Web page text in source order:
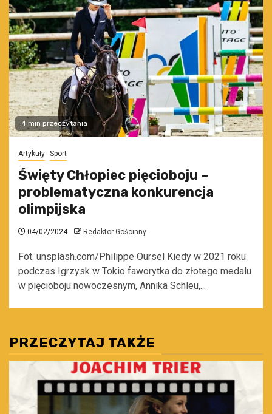
4 min przeczytania
Artykuły Sport
Święty Chłopiec pięcioboju –
problematyczna konkurencja
olimpijska
04/02/2024 Redaktor Gościnny
Fot. unsplash.com/Philippe Oursel Kiedy w 2021 roku
podczas Igrzysk w Tokio faworytka do złotego medalu
w pięcioboju nowoczesnym, Annika Schleu,...
PRZECZYTAJ TAKŻE